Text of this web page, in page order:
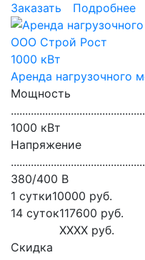
Заказать
Подробнее
1000 кВт
Аренда нагрузочного
Мощность
1000 кВт
Напряжение
380/400 В
1 сутки10000 руб.
14 суток117600 руб.
XXXX руб.
Скидка